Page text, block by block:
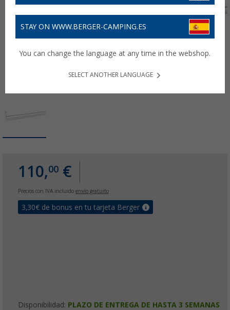
110,00 €
Precios con IVA incluido envío gratuito
3,30€ de bonus en tu tarjeta Berger
Disponibilidad: PLAZO DE ENTREGA DE HASTA 3 SEMANAS
STAY ON WWW.BERGER-CAMPING.ES
You can change the language at any time in the webshop.
SELECT ANOTHER LANGUAGE